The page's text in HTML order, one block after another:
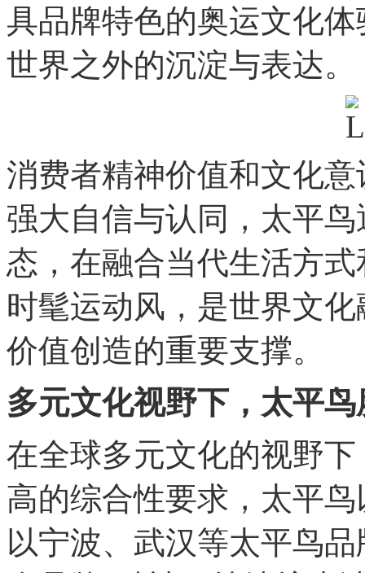
具品牌特色的奥运文化
世界之外的沉淀与表达。
消费者精神价值和文化
强大自信与认同，太平
态，在融合当代生活方
时髦运动风，是世界文
价值创造的重要支撑。
多元文化视野下，太平
在全球多元文化的视野
高的综合性要求，太平
以宁波、武汉等太平鸟